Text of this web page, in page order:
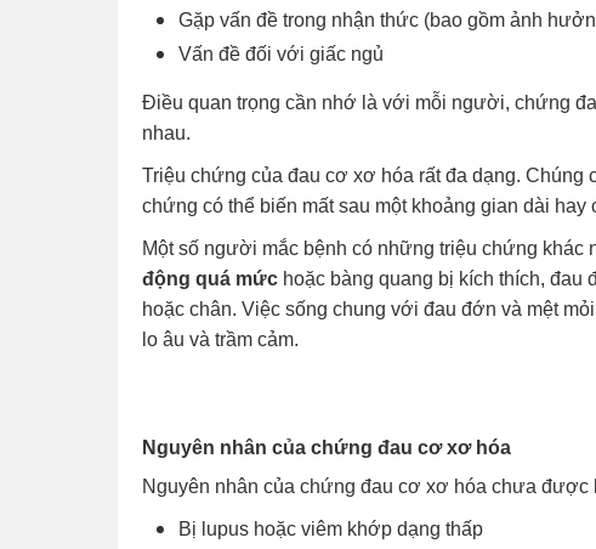
Gặp vấn đề trong nhận thức (bao gồm ảnh
Vấn đề đối với giấc ngủ
Điều quan trọng cần nhớ là với mỗi người, chứng
nhau.
Triệu chứng của đau cơ xơ hóa rất đa dạng. Chúng
chứng có thể biến mất sau một khoảng gian dài hay
Một số người mắc bệnh có những triệu chứng khác
động quá mức hoặc bàng quang bị kích thích, đau
hoặc chân. Việc sống chung với đau đớn và mệt
lo âu và trầm cảm.
Nguyên nhân của chứng đau cơ xơ hóa
Nguyên nhân của chứng đau cơ xơ hóa chưa
Bị lupus hoặc viêm khớp dạng thấp